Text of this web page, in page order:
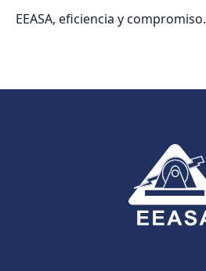
EEASA, eficiencia y compromiso.